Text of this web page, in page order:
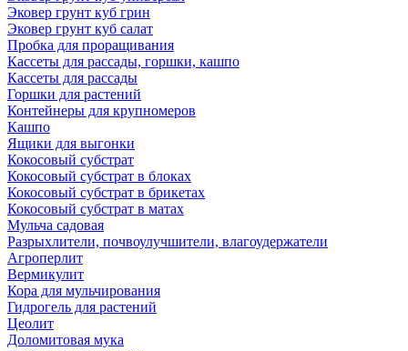
Эковер грунт куб грин
Эковер грунт куб салат
Пробка для проращивания
Кассеты для рассады, горшки, кашпо
Кассеты для рассады
Горшки для растений
Контейнеры для крупномеров
Кашпо
Ящики для выгонки
Кокосовый субстрат
Кокосовый субстрат в блоках
Кокосовый субстрат в брикетах
Кокосовый субстрат в матах
Мульча садовая
Разрыхлители, почвоулучшители, влагоудержатели
Агроперлит
Вермикулит
Кора для мульчирования
Гидрогель для растений
Цеолит
Доломитовая мука